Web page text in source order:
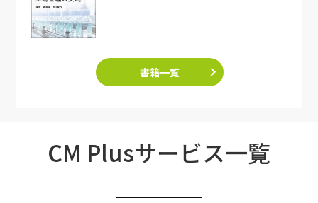
書籍一覧
CM Plusサービス一覧